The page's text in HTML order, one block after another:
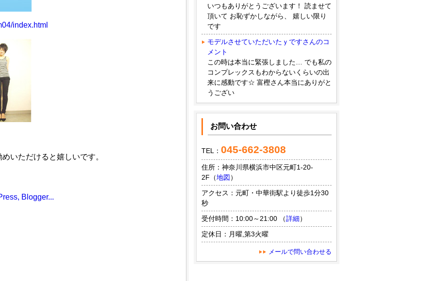
index.html
いただけると嬉しいです。
いつもありがとうございます！ 読ませて
頂いて お恥ずかしながら、 嬉しい限り
です
モデルさせていただいたｙですさんのコ
メント
この時は本当に緊張しました… でも私の
コンプレックスもわからないくらいの出
来に感動です☆ 富樫さん本当にありがと
うござい
お問い合わせ
TEL： 045-662-3808
住所：神奈川県横浜市中区元町1-20-
2F （地図）
アクセス：元町・中華街駅より徒歩1分30
秒
受付時間：10:00～21:00 （詳細）
定休日：月曜,第3火曜
メールで問い合わせる